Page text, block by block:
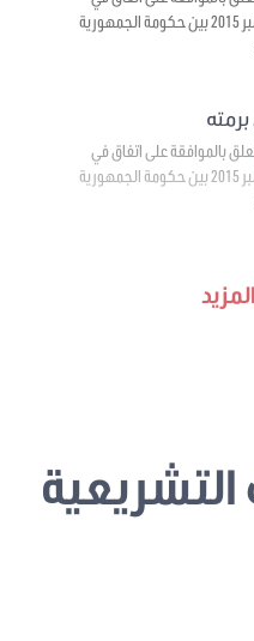
مجال النقل الجوي المبرم في 19 نوفمبر 2015 بين حكومة الجمهورية
بالموافقة على اتفاق في
مجال النقل الجوي المبرم في 19 نوفمبر 2015 بين حكومة الجمهورية